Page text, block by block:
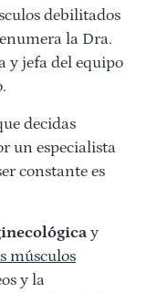
debilitados
la Dra.
y jefa del equipo
decidas
un especialista
constante es
y
músculos
y la